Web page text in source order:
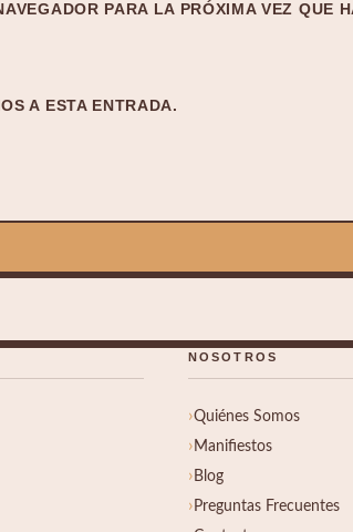
PARA LA PRÓXIMA VEZ QUE
A ESTA ENTRADA.
NOSOTROS
Quiénes Somos
Manifiestos
Blog
Preguntas Frecuentes